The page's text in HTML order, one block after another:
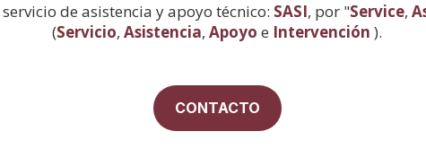
de asistencia y apoyo técnico: SASI, por "Service,
(Servicio, Asistencia, Apoyo e Intervención ).
CONTACTO